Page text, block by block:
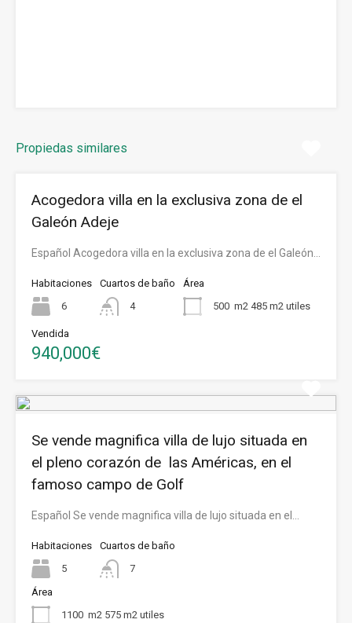
Propiedas similares
Acogedora villa en la exclusiva zona de el
Galeón Adeje
Español Acogedora villa en la exclusiva zona de el Galeón…
Habitaciones
6
Cuartos de baño
4
Área
500 m2 485 m2 utiles
Vendida
940,000€
Se vende magnifica villa de lujo situada en
el pleno corazón de las Américas, en el
famoso campo de Golf
Español Se vende magnifica villa de lujo situada en el…
Habitaciones
5
Cuartos de baño
7
Área
1100 m2 575 m2 utiles